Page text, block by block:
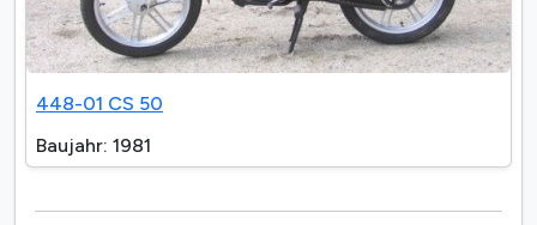
448-01 CS 50
Baujahr: 1981